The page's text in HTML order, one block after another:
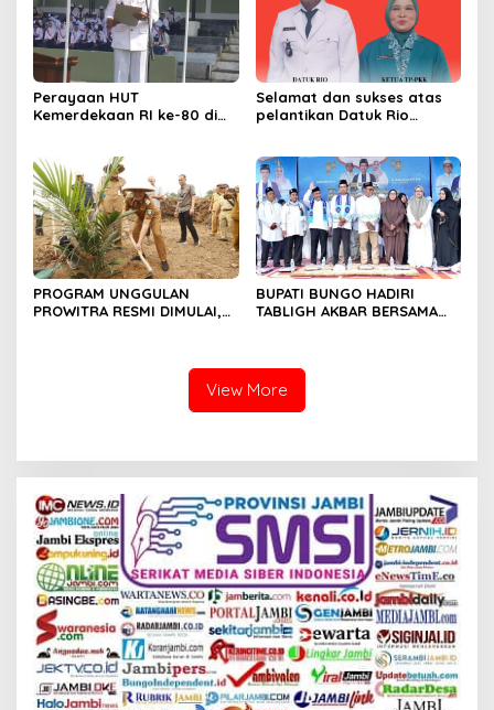
Perayaan HUT
Kemerdekaan RI ke-80 di
Selamat dan sukses atas
pelantikan Datuk Rio
PROGRAM UNGGULAN
PROWITRA RESMI DIMULAI,
BUPATI BUNGO HADIRI
TABLIGH AKBAR BERSAMA
View More